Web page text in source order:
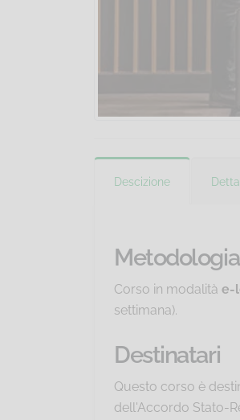
Descizione
Corso in modalità e-
settimana).
Destinatari
Questo corso è
dell'Accordo Stato-